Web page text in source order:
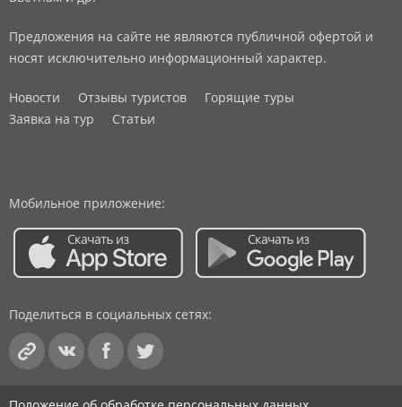
Предложения на сайте не являются публичной офертой и
носят исключительно информационный характер.
Новости Отзывы туристов
Горящие туры
Заявка на тур
Статьи
Мобильное приложение:
Поделиться в социальных сетях: